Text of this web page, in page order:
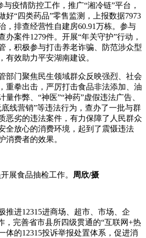
疫情防控工作，推广“湘冷链”平台，
好“四类药品”零售监测，上报数据7973
，排查经营性自建房60.91万栋。参与
办案件1279件。开展“年关守护”行动，
，积极参与打击养老诈骗、防范涉众型
有效助力平安湖南建设。
部门聚焦民生领域群众反映强烈、社会
重拳出击，严厉打击食品非法添加、油
作弊、“神医”“神药”虚假违法广告、
线营销”等违法行为，查办了一批与群
恶劣的违法案件，有力保障了人民群众
全放心的消费环境，起到了震慑违法
消费者的效果。
展食品抽检工作。 周欣/摄
推进12315进商场、超市、市场、企
，完善省市县所四级贯通的“互联网+热
体的12315投诉举报处置体系，促进消